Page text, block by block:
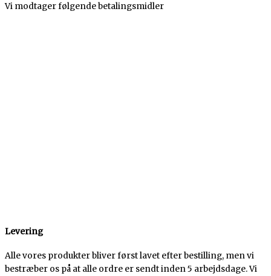
Vi modtager følgende betalingsmidler
Levering
Alle vores produkter bliver først lavet efter bestilling, men vi
bestræber os på at alle ordre er sendt inden 5 arbejdsdage. Vi